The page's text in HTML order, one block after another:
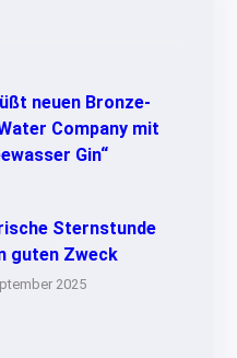
neuen Bronze-
Company mit
Gin“
Sternstunde
guten Zweck
2025